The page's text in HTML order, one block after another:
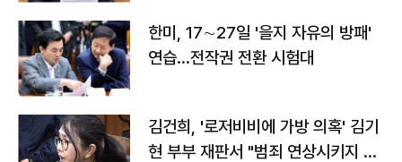
한미, 17∼27일 '을지 자유의 방패'
연습…전작권 전환 시험대
김건희, '로저비비에 가방 의혹' 김기
현 부부 재판서 "범죄 연상시키지 말